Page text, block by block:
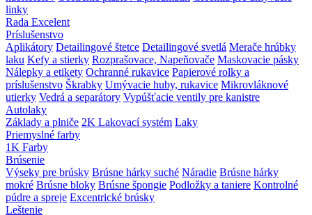
linky
Rada Excelent
Príslušenstvo
Aplikátory Detailingové štetce Detailingové svetlá Merače hrúbky
laku Kefy a stierky Rozprašovace, Napeňovače Maskovacie pásky
Nálepky a etikety Ochranné rukavice Papierové rolky a
príslušenstvo Škrabky Umývacie huby, rukavice Mikrovláknové
utierky Vedrá a separátory Vypúšťacie ventily pre kanistre
Autolaky
Základy a plniče 2K Lakovací systém Laky
Priemyslné farby
1K Farby
Brúsenie
Výseky pre brúsky Brúsne hárky suché Náradie Brúsne hárky
mokré Brúsne bloky Brúsne špongie Podložky a taniere Kontrolné
púdre a spreje Excentrické brúsky
Leštenie